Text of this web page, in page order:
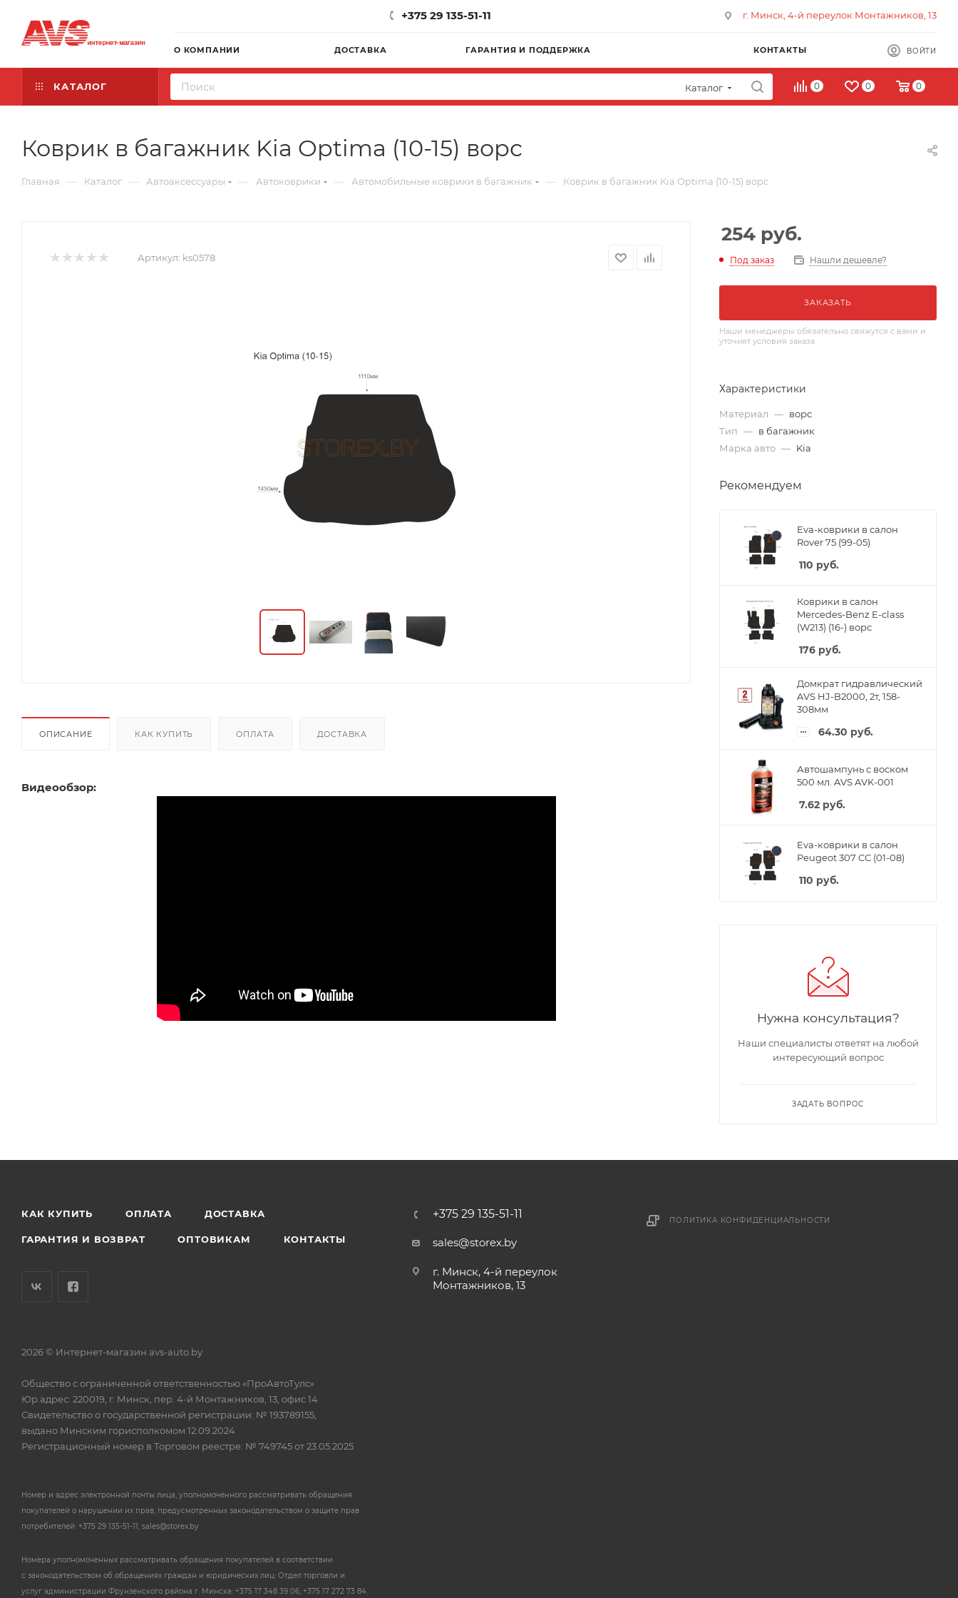
+375 29 135-51-11 г. Минск, 4-й переулок Монтажников, 13
О КОМПАНИИ ДОСТАВКА ГАРАНТИЯ И ПОДДЕРЖКА КОНТАКТЫ ВОЙТИ
КАТАЛОГ Каталог 0 0 0
Коврик в багажник Kia Optima (10-15) ворс
Главная — Каталог — Автоаксессуары — Автоковрики — Автомобильные коврики в багажник — Коврик в багажник Kia Optima (10-15) ворс
Артикул: ks0578
ОПИСАНИЕ КАК КУПИТЬ ОПЛАТА ДОСТАВКА
Видеообзор:
254 руб.
Под заказ Нашли дешевле?
ЗАКАЗАТЬ
Наши менеджеры обязательно свяжутся с вами и
уточнят условия заказа
Характеристики
Материал — ворс
Тип — в багажник
Марка авто — Kia
Рекомендуем
Eva-коврики в салон
Rover 75 (99-05)
110 руб.
Коврики в салон
Mercedes-Benz E-class
(W213) (16-) ворс
176 руб.
Домкрат гидравлический
AVS HJ-B2000, 2т, 158-
308мм
64.30 руб.
Автошампунь с воском
500 мл. AVS AVK-001
7.62 руб.
Eva-коврики в салон
Peugeot 307 CC (01-08)
110 руб.
Нужна консультация?
Наши специалисты ответят на любой
интересующий вопрос
ЗАДАТЬ ВОПРОС
КАК КУПИТЬ ОПЛАТА ДОСТАВКА
ГАРАНТИЯ И ВОЗВРАТ ОПТОВИКАМ КОНТАКТЫ
+375 29 135-51-11
sales@storex.by
г. Минск, 4-й переулок
Монтажников, 13
ПОЛИТИКА КОНФИДЕНЦИАЛЬНОСТИ
2026 © Интернет-магазин avs-auto.by
Общество с ограниченной ответственностью «ПроАвтоТулс»
Юр.адрес: 220019, г. Минск, пер. 4-й Монтажников, 13, офис 14
Свидетельство о государственной регистрации: № 193789155,
выдано Минским горисполкомом 12.09.2024
Регистрационный номер в Торговом реестре: № 749745 от 23.05.2025
Номер и адрес электронной почты лица, уполномоченного рассматривать обращения
покупателей о нарушении их прав, предусмотренных законодательством о защите прав
потребителей: +375 29 135-51-11, sales@storex.by
Номера уполномоченных рассматривать обращения покупателей в соответствии
с законодательством об обращениях граждан и юридических лиц: Отдел торговли и
услуг администрации Фрунзенского района г. Минска: +375 17 348 39 06, +375 17 272 73 84.